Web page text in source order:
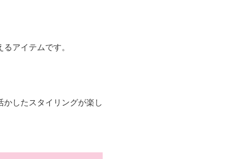
アイテムです。
したスタイリングが楽し